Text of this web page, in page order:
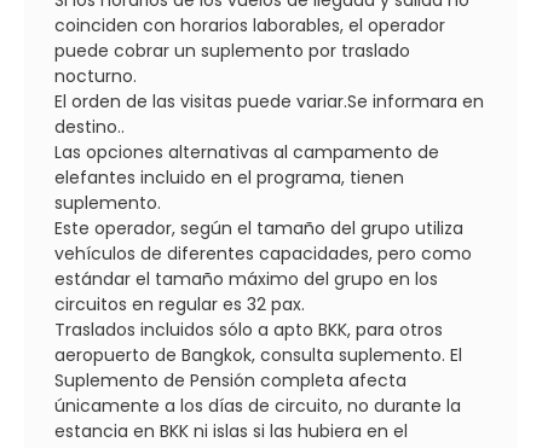
coinciden con horarios laborables, el operador
puede cobrar un suplemento por traslado
nocturno.
El orden de las visitas puede variar.Se informara en
destino..
Las opciones alternativas al campamento de
elefantes incluido en el programa, tienen
suplemento.
Este operador, según el tamaño del grupo utiliza
vehículos de diferentes capacidades, pero como
estándar el tamaño máximo del grupo en los
circuitos en regular es 32 pax.
Traslados incluidos sólo a apto BKK, para otros
aeropuerto de Bangkok, consulta suplemento. El
Suplemento de Pensión completa afecta
únicamente a los días de circuito, no durante la
estancia en BKK ni islas si las hubiera en el